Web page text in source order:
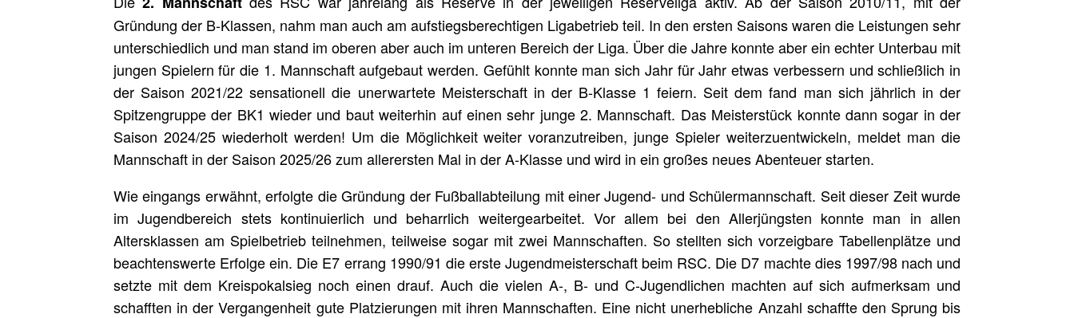
Gründung der B-Klassen, nahm man auch am aufstiegsberechtigen Ligabetrieb teil. In den ersten Saisons waren die Leistungen sehr
unterschiedlich und man stand im oberen aber auch im unteren Bereich der Liga. Über die Jahre konnte aber ein echter Unterbau mit
jungen Spielern für die 1. Mannschaft aufgebaut werden. Gefühlt konnte man sich Jahr für Jahr etwas verbessern und schließlich in
der Saison 2021/22 sensationell die unerwartete Meisterschaft in der B-Klasse 1 feiern. Seit dem fand man sich jährlich in der
Spitzengruppe der BK1 wieder und baut weiterhin auf einen sehr junge 2. Mannschaft. Das Meisterstück konnte dann sogar in der
Saison 2024/25 wiederholt werden! Um die Möglichkeit weiter voranzutreiben, junge Spieler weiterzuentwickeln, meldet man die
Mannschaft in der Saison 2025/26 zum allerersten Mal in der A-Klasse und wird in ein großes neues Abenteuer starten.
Wie eingangs erwähnt, erfolgte die Gründung der Fußballabteilung mit einer Jugend- und Schülermannschaft. Seit dieser Zeit wurde
im Jugendbereich stets kontinuierlich und beharrlich weitergearbeitet. Vor allem bei den Allerjüngsten konnte man in allen
Altersklassen am Spielbetrieb teilnehmen, teilweise sogar mit zwei Mannschaften. So stellten sich vorzeigbare Tabellenplätze und
beachtenswerte Erfolge ein. Die E7 errang 1990/91 die erste Jugendmeisterschaft beim RSC. Die D7 machte dies 1997/98 nach und
setzte mit dem Kreispokalsieg noch einen drauf. Auch die vielen A-, B- und C-Jugendlichen machten auf sich aufmerksam und
schafften in der Vergangenheit gute Platzierungen mit ihren Mannschaften. Eine nicht unerhebliche Anzahl schaffte den Sprung bis